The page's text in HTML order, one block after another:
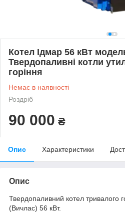
Котел Ідмар 56 кВт
Твердопаливні котли
горіння
Немає в наявності
Роздріб
90 000 ₴
Опис Характеристики
Опис
Твердопаливний котел тривалого
(Вичлас) 56 кВт.